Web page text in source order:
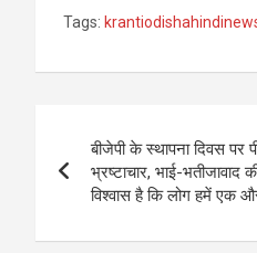
Tags:
navigation
बीजेपी के स्थापना दिवस पर
भ्रष्टाचार, भाई-
विश्वास है कि लोग हमें एक